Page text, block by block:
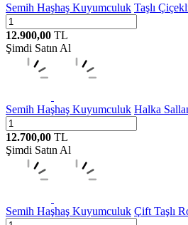
Semih Haşhaş Kuyumculuk Taşlı
12.900,00 TL
Şimdi Satın Al
Semih Haşhaş Kuyumculuk Halka
12.700,00 TL
Şimdi Satın Al
Semih Haşhaş Kuyumculuk Çift Taşlı